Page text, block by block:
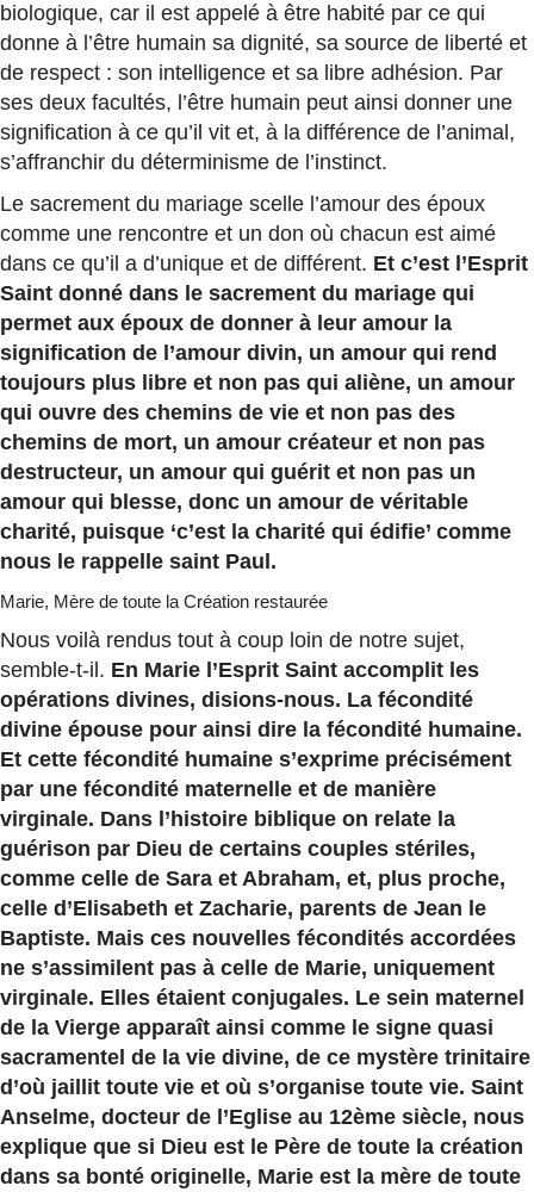
biologique, car il est appelé à être habité par ce qui
donne à l’être humain sa dignité, sa source de liberté et
de respect : son intelligence et sa libre adhésion. Par
ses deux facultés, l’être humain peut ainsi donner une
signification à ce qu’il vit et, à la différence de l’animal,
s’affranchir du déterminisme de l’instinct.
Le sacrement du mariage scelle l’amour des époux
comme une rencontre et un don où chacun est aimé
dans ce qu’il a d’unique et de différent. Et c’est l’Esprit
Saint donné dans le sacrement du mariage qui
permet aux époux de donner à leur amour la
signification de l’amour divin, un amour qui rend
toujours plus libre et non pas qui aliène, un amour
qui ouvre des chemins de vie et non pas des
chemins de mort, un amour créateur et non pas
destructeur, un amour qui guérit et non pas un
amour qui blesse, donc un amour de véritable
charité, puisque ‘c’est la charité qui édifie’ comme
nous le rappelle saint Paul.
Marie, Mère de toute la Création restaurée
Nous voilà rendus tout à coup loin de notre sujet,
semble-t-il. En Marie l’Esprit Saint accomplit les
opérations divines, disions-nous. La fécondité
divine épouse pour ainsi dire la fécondité humaine.
Et cette fécondité humaine s’exprime précisément
par une fécondité maternelle et de manière
virginale. Dans l’histoire biblique on relate la
guérison par Dieu de certains couples stériles,
comme celle de Sara et Abraham, et, plus proche,
celle d’Elisabeth et Zacharie, parents de Jean le
Baptiste. Mais ces nouvelles fécondités accordées
ne s’assimilent pas à celle de Marie, uniquement
virginale. Elles étaient conjugales. Le sein maternel
de la Vierge apparaît ainsi comme le signe quasi
sacramentel de la vie divine, de ce mystère trinitaire
d’où jaillit toute vie et où s’organise toute vie. Saint
Anselme, docteur de l’Eglise au 12ème siècle, nous
explique que si Dieu est le Père de toute la création
dans sa bonté originelle, Marie est la mère de toute